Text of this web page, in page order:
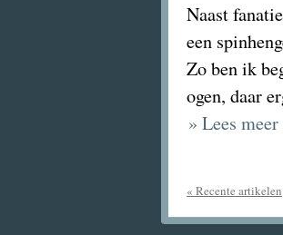
Naast
een
Zo ben ik
ogen, daar
» Lees
« Recente artikelen